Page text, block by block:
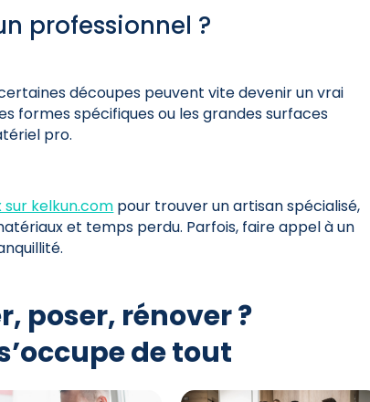
professionnel ?
découpes peuvent vite devenir un vrai
formes spécifiques ou les grandes surfaces
pro.
kelkun.com pour trouver un artisan spécialisé,
et temps perdu. Parfois, faire appel à un
poser, rénover ?
de tout